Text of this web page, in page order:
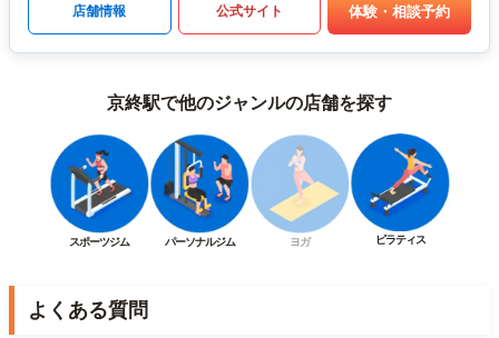
店舗情報 公式サイト 体験・相談予約
京終駅で他のジャンルの店舗を探す
スポーツジム パーソナルジム ヨガ ピラティス
よくある質問